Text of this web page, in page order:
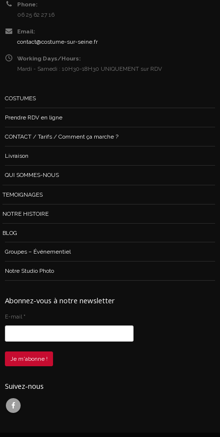
Phone:
06 25 62 27 16
Email:
contact@costume-sur-seine.fr
Working Days/Hours:
Mardi - Samedi : 10H30-18H30 UNIQUEMENT sur RDV
COSTUMES
Prendre RDV en ligne
CONTACT / Tarifs / Comment ça marche ?
Livraison
QUI SOMMES-NOUS
TEMOIGNAGES
NOTRE HISTOIRE
BLOG
Groupes – Événementiel
Notre Studio Photo
Abonnez-vous à notre newsletter
E-mail *
Suivez-nous